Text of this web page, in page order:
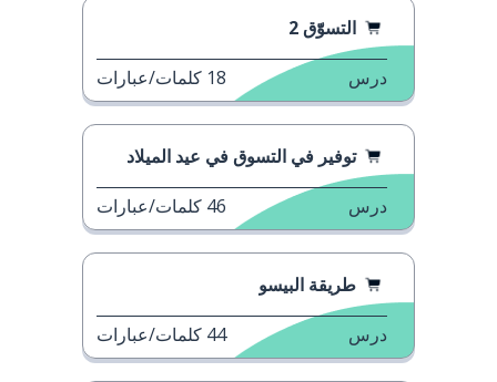
التسوّّق 2
درس 18 كلمات/عبارات
توفير في التسوق في عيد الميلاد
درس 46 كلمات/عبارات
طريقة البيسو
درس 44 كلمات/عبارات